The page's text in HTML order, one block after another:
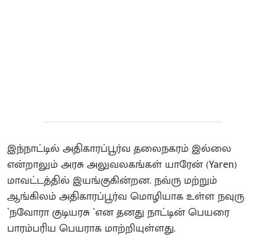
இந்நாட்டில் அதிகாரப்பூர்வ தலைநகரம் இல்லை
என்றாலும் அரசு அலுவலகங்கள் யாரேன் (Yaren)
மாவட்டத்தில் இயங்குகின்றன. நவ்ரு மற்றும்
ஆங்கிலம் அதிகாரப்பூர்வ மொழியாக உள்ள நவுரு
`நவோரா குடியரசு `என தனது நாட்டின் பெயரை
பாரம்பரிய பெயராக மாற்றியுள்ளது.